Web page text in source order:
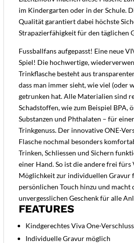
im Kindergarten oder in der Schule.
Qualität garantiert dabei höchste
Strapazierfähigkeit für den täglichen
Fussballfans aufgepasst! Eine neue
Spiel! Die hochwertige,
Trinkflasche besteht aus
dass man immer sieht, wie viel (oder
getrunken hat. Alle Materialien sind
Schadstoffen, wie zum Beispiel BPA,
Substanzen und Phthalaten – für
Trinkgenuss. Der innovative ONE-
Flasche nochmal besonders
Trinken, Schliessen und Sichern
einer Hand. So ist die andere frei
Möglichkeit zur individuellen Gravur
persönlichen Touch hinzu und macht
unvergesslichen Geschenk für alle
FEATURES
Kindgerechtes Viva One-
Individuelle Gravur möglich